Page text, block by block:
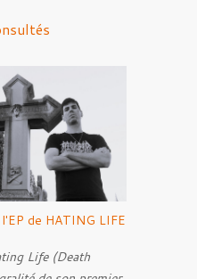
de HATING LIFE
Life (Death